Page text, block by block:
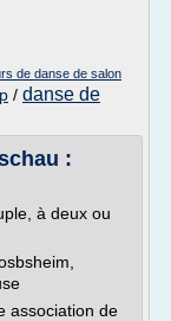
de danse de salon
/ danse de
:
à deux ou
association de